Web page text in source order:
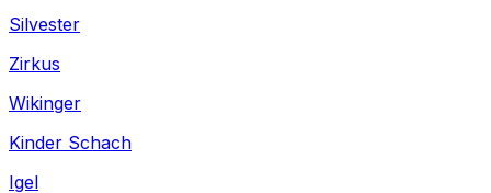
Silvester
Zirkus
Wikinger
Kinder Schach
Igel